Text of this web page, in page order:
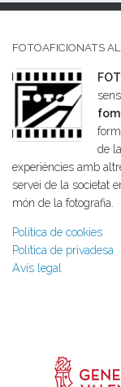
FOTOAFICIONATS
de
experiències amb
servei de la societat
món de la fotografia.
Política de cookies
Política de privadesa
Avís legal